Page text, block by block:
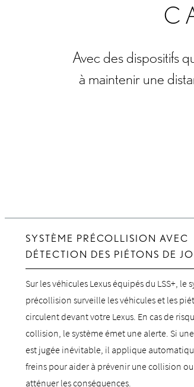
Avec des dispositifs
à maintenir une
SYSTÈME PRÉCOLLISION AVEC
DÉTECTION DES PIÉTONS DE
Sur les véhicules Lexus équipés du LSS+, le
précollision surveille les véhicules et les
circulent devant votre Lexus. En cas de
collision, le système émet une alerte. Si
est jugée inévitable, il applique
freins pour aider à prévenir une collision
atténuer les conséquences.